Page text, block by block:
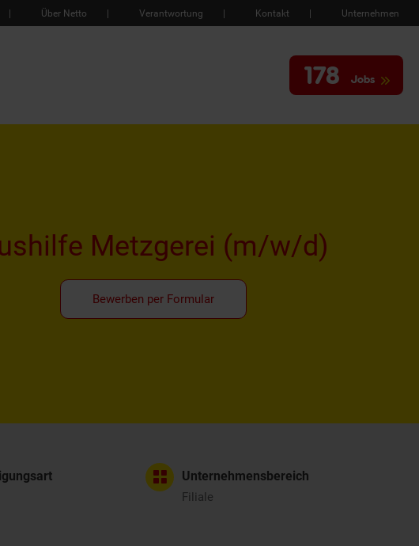
Über Netto Verantwortung Kontakt Unternehmen
178 Jobs
Metzgerei (m/w/d)
Bewerben per Formular
Unternehmensbereich
Filiale